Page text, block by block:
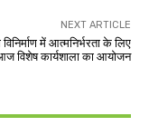
NEXT ARTICLE
विनिर्माण में आत्मनिर्भरता के लिए
विशेष कार्यशाला का आयोजन